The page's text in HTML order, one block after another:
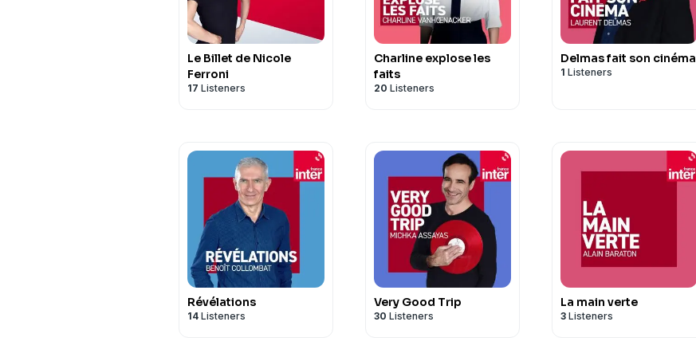
Le Billet de Nicole
Ferroni
17 Listeners
Charline explose les
faits
20 Listeners
Delmas fait son cinéma
1 Listeners
Révélations
14 Listeners
Very Good Trip
30 Listeners
La main verte
3 Listeners